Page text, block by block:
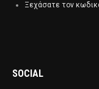
Ξεχάσατε τον
SOCIAL